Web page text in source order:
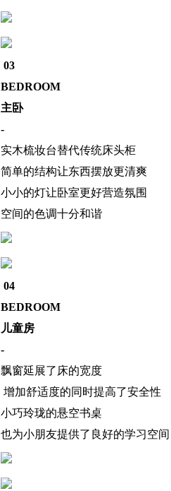
03
BEDROOM
主卧
-
实木梳妆台替代传统床头柜
简单的结构让东西摆放更清爽
小小的灯让卧室更好营造氛围
空间的色调十分和谐
04
BEDROOM
儿童房
-
飘窗延展了床的宽度
增加舒适度的同时提高了安全性
小巧玲珑的悬空书桌
也为小朋友提供了良好的学习空间